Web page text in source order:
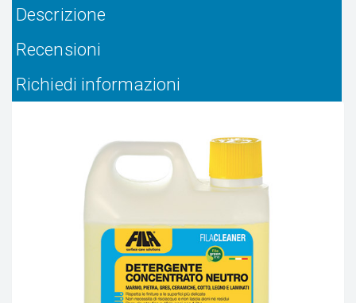
Descrizione
Recensioni
Richiedi informazioni